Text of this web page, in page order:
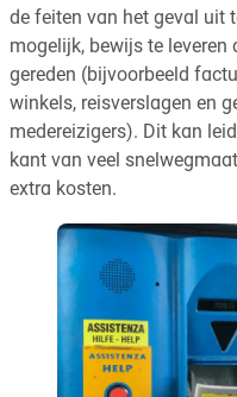
de feiten van het geval uit
mogelijk, bewijs te leveren
gereden (bijvoorbeeld
winkels, reisverslagen en
medereizigers). Dit kan
kant van veel
extra kosten.